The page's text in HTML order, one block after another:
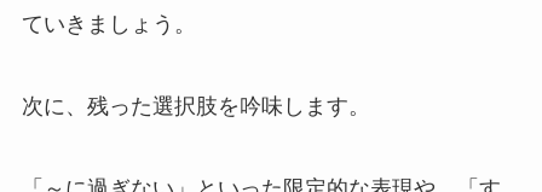
ていきましょう。
次に、残った選択肢を吟味します。